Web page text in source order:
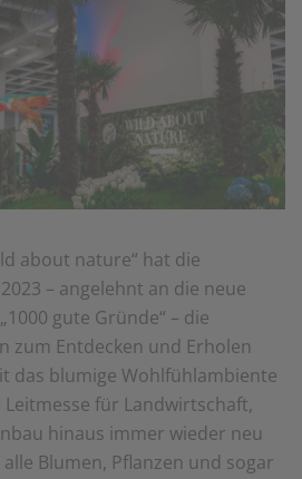
about nature“ hat die
– angelehnt an die neue
gute Gründe“ – die
zum Entdecken und Erholen
das blumige Wohlfühlambiente
für Landwirtschaft,
hinaus immer wieder neu
Blumen, Pflanzen und sogar